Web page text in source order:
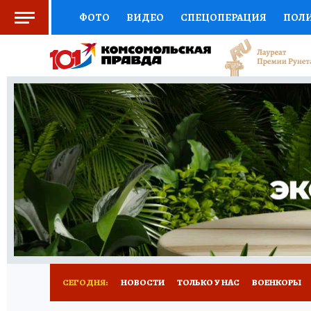
ФОТО ВИДЕО СПЕЦОПЕРАЦИЯ
СОЦПОДДЕРЖКА НАУКА СПОРТ
ВЫБОР ЭКСПЕРТОВ ДОКТОР
КНИЖНАЯ ПОЛКА ПРОГНОЗЫ НА СПОРТ
ПРЕСС-ЦЕНТР НЕДВИЖИМОСТЬ
РАДИО КП РЕКЛАМА ТЕСТЫ НОВОЕ
СЕГОДНЯ: НОВОСТИ ТОЛЬКО У НАС ВОЕНКОРЫ